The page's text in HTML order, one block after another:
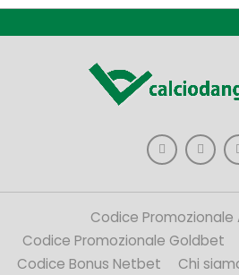
Codice Promozionale
Codice Promozionale Goldbet
Codice Bonus Netbet
Chi